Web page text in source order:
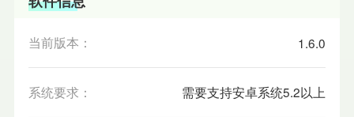
当前版本： 1.6.0
系统要求： 需要支持安卓系统5.2以上